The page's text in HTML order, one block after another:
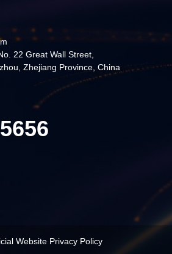
22 Great Wall Street,
Zhejiang Province, China
Website Privacy Policy